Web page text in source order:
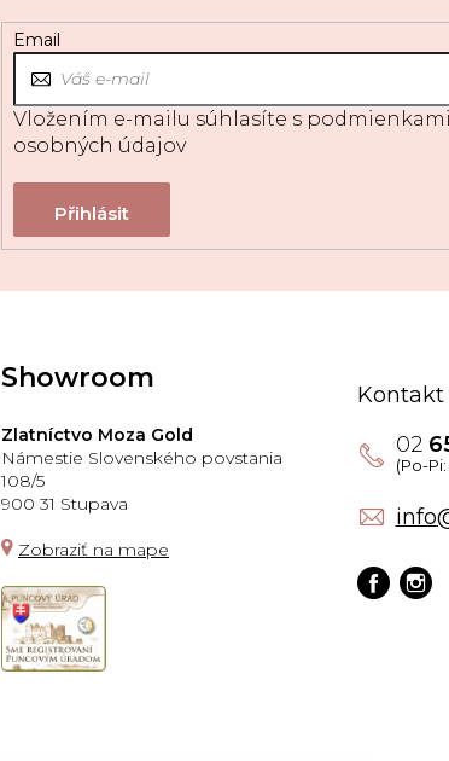
Email
Vložením e-mailu súhlasíte s
osobných údajov
Showroom
Zlatníctvo Moza Gold
Námestie Slovenského povstania
108/5
900 31 Stupava
Zobraziť na mape
Kontakt
info
02